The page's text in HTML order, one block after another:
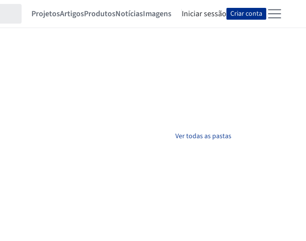
ProjetosArtigosProdutosNotíciasImagens Iniciar sessão Criar conta
Ver todas as pastas